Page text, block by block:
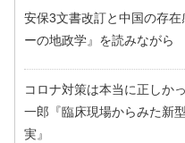
安保3文書改訂と中国の存
ーの地政学』を読みながら
コロナ対策は本当に正しか
一郎『臨床現場からみた新
実』